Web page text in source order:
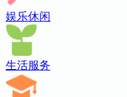
娱乐休闲
生活服务